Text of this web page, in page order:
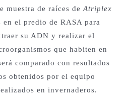
muestra de raíces deAtriplex
en el predio de RASA para
su ADN y realizar el
que habiten en
comparado con resultados
obtenidos por el equipo
en invernaderos.